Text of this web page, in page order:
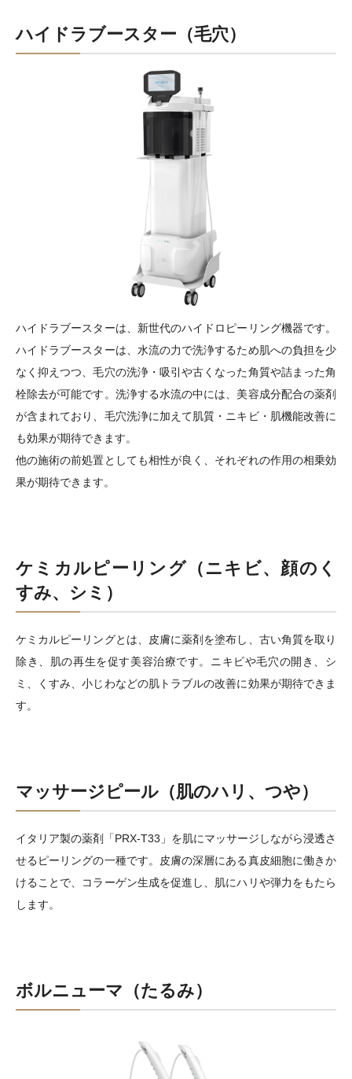
ハイドラブースター（毛穴）
ハイドラブースターは、新世代のハイドロピーリング機器です。
ハイドラブースターは、水流の力で洗浄するため肌への負担を少
なく抑えつつ、毛穴の洗浄・吸引や古くなった角質や詰まった角
栓除去が可能です。洗浄する水流の中には、美容成分配合の薬剤
が含まれており、毛穴洗浄に加えて肌質・ニキビ・肌機能改善に
も効果が期待できます。
他の施術の前処置としても相性が良く、それぞれの作用の相乗効
果が期待できます。
ケミカルピーリング（ニキビ、顔のく
すみ、シミ）
ケミカルピーリングとは、皮膚に薬剤を塗布し、古い角質を取り
除き、肌の再生を促す美容治療です。ニキビや毛穴の開き、シ
ミ、くすみ、小じわなどの肌トラブルの改善に効果が期待できま
す。
マッサージピール（肌のハリ、つや）
イタリア製の薬剤「PRX-T33」を肌にマッサージしながら浸透さ
せるピーリングの一種です。皮膚の深層にある真皮細胞に働きか
けることで、コラーゲン生成を促進し、肌にハリや弾力をもたら
します。
ボルニューマ（たるみ）